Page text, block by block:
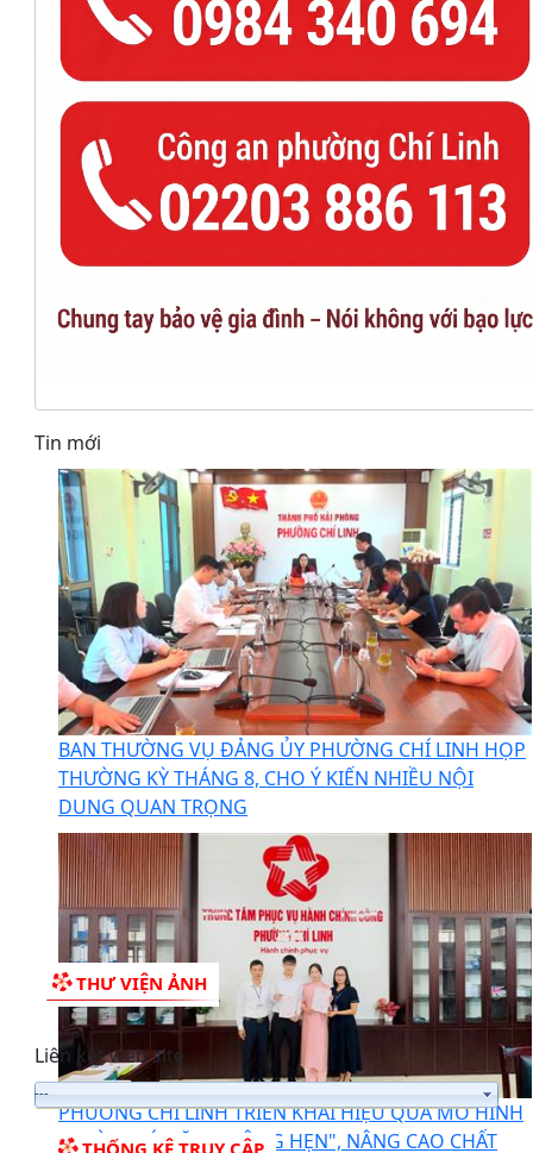
Tin mới
BAN THƯỜNG VỤ ĐẢNG ỦY PHƯỜNG CHÍ LINH HỌP
THƯỜNG KỲ THÁNG 8, CHO Ý KIẾN NHIỀU NỘI
DUNG QUAN TRỌNG
PHƯỜNG CHÍ LINH TRIỂN KHAI HIỆU QUẢ MÔ HÌNH
"NGÀY THỨ NĂM KHÔNG HẸN", NÂNG CAO CHẤT
THƯ VIỆN ẢNH
Liên kết web site
THỐNG KÊ TRUY CẬP